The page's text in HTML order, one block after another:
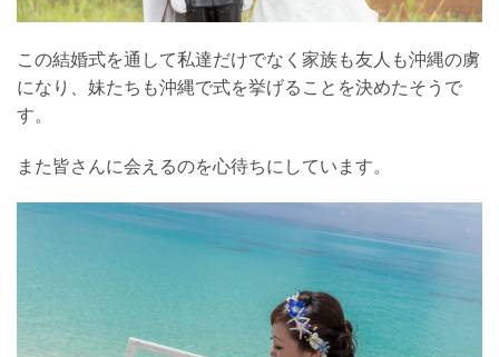
この結婚式を通して私達だけでなく家族も友人も沖縄の虜
になり、妹たちも沖縄で式を挙げることを決めたそうで
す。
また皆さんに会えるのを心待ちにしています。